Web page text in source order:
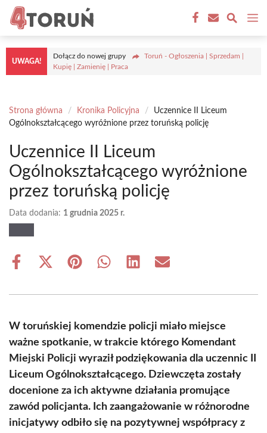
Przejdź
treści
UWAGA!
Dołącz do nowej grupy
Toruń - Ogłoszenia | Sprzedam |
Kupię | Zamienię | Praca
Strona główna / Kronika Policyjna /
Uczennice II Liceum
Ogólnokształcącego wyróżnione przez toruńską policję
Uczennice II Liceum
Ogólnokształcącego wyróżnione
przez toruńską policję
Data dodania: 1 grudnia 2025 r.
Share
Share
(Twitter)
Share Share Share Share
W toruńskiej komendzie policji miało miejsce
ważne spotkanie, w trakcie którego Komendant
Miejski Policji wyraził podziękowania dla uczennic II
Liceum Ogólnokształcącego. Dziewczęta zostały
docenione za ich aktywne działania promujące
zawód policjanta. Ich zaangażowanie w różnorodne
inicjatywy odbiło się na pozytywnej współpracy z